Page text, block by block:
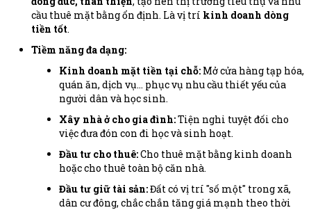
cầu thuê mặt bằng ổn định. Là vị trí kinh doanh dòng
tiền tốt.
Tiềm năng đa dạng:
Kinh doanh mặt tiền tại chỗ: Mở cửa hàng tạp hóa,
quán ăn, dịch vụ... phục vụ nhu cầu thiết yếu của
người dân và học sinh.
Xây nhà ở cho gia đình:Tiện nghi tuyệt đối cho
việc đưa đón con đi học và sinh hoạt.
Đầu tư cho thuê:Cho thuê mặt bằng kinh doanh
hoặc cho thuê toàn bộ căn nhà.
Đầu tư giữ tài sản:Đất có vị trí "số một" trong xã,
dân cư đông, chắc chắn tăng giá mạnh theo thời